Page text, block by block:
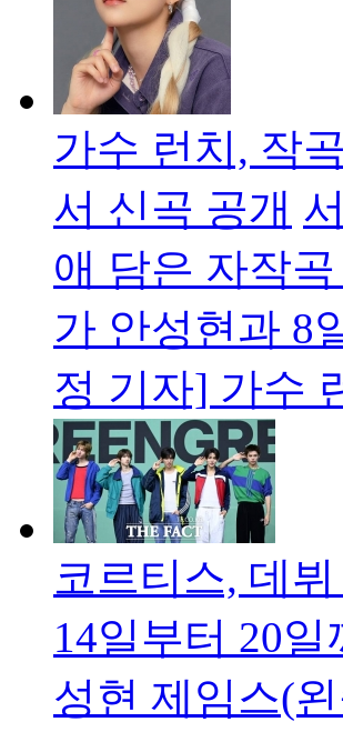
가수 런치, 작
서 신곡 공개
애 담은 자작
가 안성현과 8
정 기자] 가수
코르티스, 데
14일부터 20
성현 제임스(